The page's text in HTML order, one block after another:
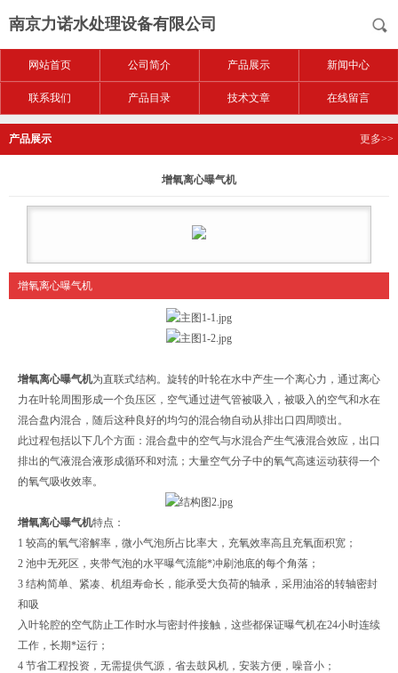
南京力诺水处理设备有限公司
网站首页 公司简介 产品展示 新闻中心
联系我们 产品目录 技术文章 在线留言
产品展示 更多>>
增氧离心曝气机
增氧离心曝气机
增氧离心曝气机为直联式结构。旋转的叶轮在水中产生一个离心力，通过离心
力在叶轮周围形成一个负压区，空气通过进气管被吸入，被吸入的空气和水在
混合盘内混合，随后这种良好的均匀的混合物自动从排出口四周喷出。
此过程包括以下几个方面：混合盘中的空气与水混合产生气液混合效应，出口
排出的气液混合液形成循环和对流；大量空气分子中的氧气高速运动获得一个
的氧气吸收效率。
增氧离心曝气机特点：
1 较高的氧气溶解率，微小气泡所占比率大，充氧效率高且充氧面积宽；
2 池中无死区，夹带气泡的水平曝气流能*冲刷池底的每个角落；
3 结构简单、紧凑、机组寿命长，能承受大负荷的轴承，采用油浴的转轴密封
和吸
入叶轮腔的空气防止工作时水与密封件接触，这些都保证曝气机在24小时连续
工作，长期*运行；
4 节省工程投资，无需提供气源，省去鼓风机，安装方便，噪音小；